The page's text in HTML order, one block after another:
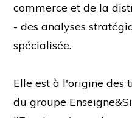
commerce et de la
- des analyses
spécialisée.
Elle est à l'origine des
du groupe